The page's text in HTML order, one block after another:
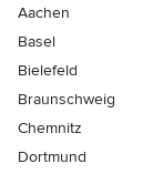
Aachen
Basel
Bielefeld
Braunschweig
Chemnitz
Dortmund